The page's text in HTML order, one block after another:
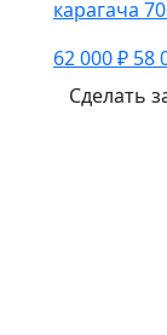
карагача
62 000 ₽ 58
Сделать